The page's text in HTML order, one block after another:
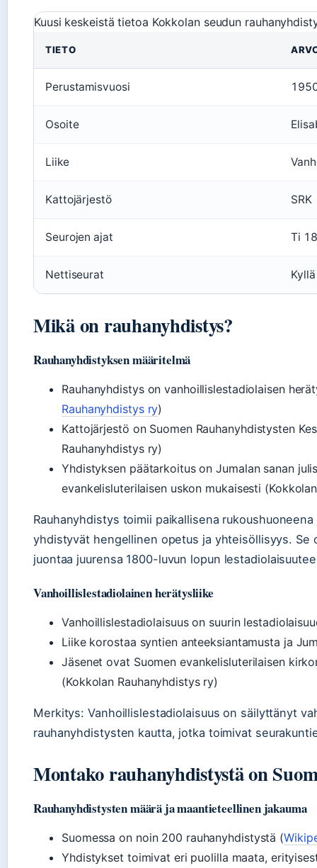
Kuusi keskeistä tietoa Kokkolan seudun
TIETO
Perustamisvuosi
Osoite
Liike
Kattojärjestö SRK
Seurojen ajat Ti
Nettiseurat
Mikä on rauhanyhdistys?
Rauhanyhdistyksen määritelmä
Rauhanyhdistys on vanhoillislestadiolaisen
Rauhanyhdistys ry)
Kattojärjestö on Suomen Rauhanyhdistysten
Rauhanyhdistys ry)
Yhdistyksen päätarkoitus on Jumalan sanan
evankelisluterilaisen uskon mukaisesti
Rauhanyhdistys toimii paikallisena
yhdistyvät hengellinen opetus ja yhteisöllisyys. Se
juontaa juurensa 1800-luvun lopun
Vanhoillislestadiolainen herätysliike
Vanhoillislestadiolaisuus on suurin
Liike korostaa syntien anteeksiantamusta ja
Jäsenet ovat Suomen evankelisluterilaisen
(Kokkolan Rauhanyhdistys ry)
Merkitys: Vanhoillislestadiolaisuus on säilyttänyt
rauhanyhdistysten kautta, jotka toimivat
Montako rauhanyhdistystä on
Rauhanyhdistysten määrä ja maantieteellinen jakauma
Suomessa on noin 200 rauhanyhdistystä (
Yhdistykset toimivat eri puolilla maata,